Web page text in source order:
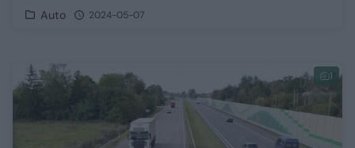
Auto 2024-05-07
1